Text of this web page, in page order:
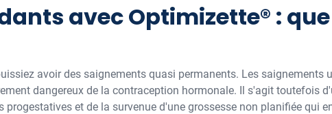
avec Optimizette® : que
avoir des saignements quasi permanents. Les saignements
dangereux de la contraception hormonale. Il s'agit toutefois
et de la survenue d'une grossesse non planifiée qui